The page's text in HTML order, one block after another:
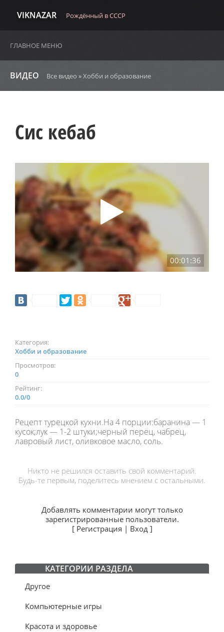
VIKNAZAR Рождённый в СССР
ГЛАВНОЕ МЕНЮ
ВИДЕО Все видео »Хобби и образование
Сис кебаб
00:01:36
Категория:
Хобби и образование
Просмотров:
0
Рейтинг:
0.0/0
Рецепт турецкой кухни.На 4 порции:баранина — 1
кусок;лук — 1-2 штуки;черный перец, чабрец,
лавровый лист, оливковое масло, соль.
Никто не решился оставить свой комментарий.
Будь-те первым, поделитесь мнением с остальными.
Добавлять комментарии могут только
зарегистрированные пользователи.
[ Регистрация | Вход]
КАТЕГОРИИ РАЗДЕЛА
Другое
Компьютерные игры
Красота и здоровье